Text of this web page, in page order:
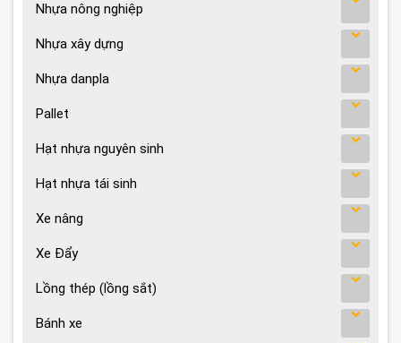
Nhựa nông nghiệp
Nhựa xây dựng
Nhựa danpla
Pallet
Hạt nhựa nguyên sinh
Hạt nhựa tái sinh
Xe nâng
Xe Đẩy
Lồng thép (lồng sắt)
Bánh xe